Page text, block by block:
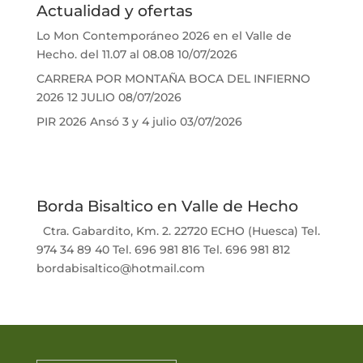
Actualidad y ofertas
Lo Mon Contemporáneo 2026 en el Valle de
Hecho. del 11.07 al 08.08 10/07/2026
CARRERA POR MONTAÑA BOCA DEL INFIERNO
2026 12 JULIO 08/07/2026
PIR 2026 Ansó 3 y 4 julio 03/07/2026
Borda Bisaltico en Valle de Hecho
Ctra. Gabardito, Km. 2. 22720 ECHO (Huesca) Tel.
974 34 89 40 Tel. 696 981 816 Tel. 696 981 812
bordabisaltico@hotmail.com